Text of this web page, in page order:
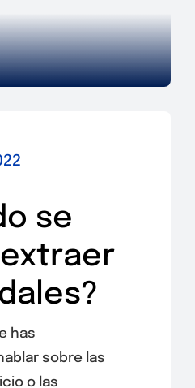
se
has
sobre las
o las